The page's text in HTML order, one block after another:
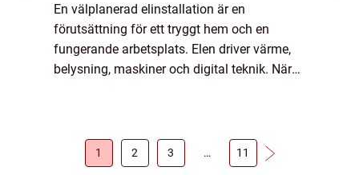
En välplanerad elinstallation är en
förutsättning för ett tryggt hem och en
fungerande arbetsplats. Elen driver värme,
belysning, maskiner och digital teknik. När
1 2 3 … 11